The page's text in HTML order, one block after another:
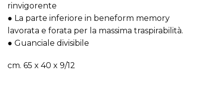
rinvigorente
● La parte inferiore in beneform memory
lavorata e forata per la massima traspirabilità.
● Guanciale divisibile
cm. 65 x 40 x 9/12